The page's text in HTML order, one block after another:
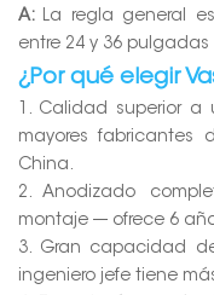
A: La regla general
entre 24 y 36
¿Por qué elegir
1. Calidad superior a
mayores fabricantes
China.
2. Anodizado
montaje --- ofrece 6
3. Gran capacidad
ingeniero jefe tiene